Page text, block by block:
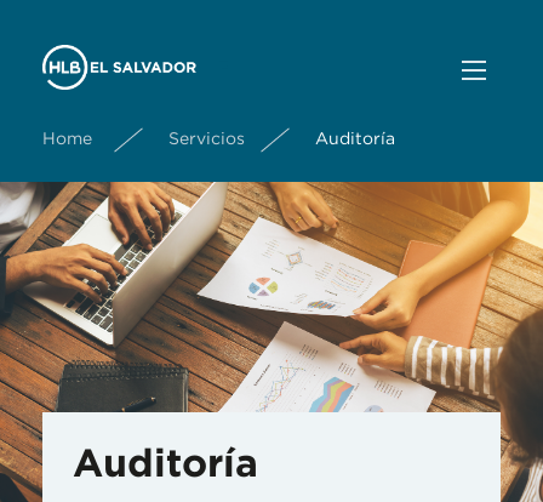
Home Servicios Auditoría
Auditoría